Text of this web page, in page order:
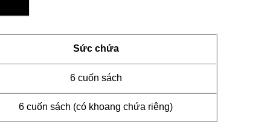
Sức chứa
6 cuốn sách
6 cuốn sách (có khoang chứa riêng)